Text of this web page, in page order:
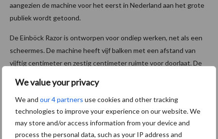
We value your privacy
We and our 4 partners use cookies and other tracking
technologies to improve your experience on our website. We
may store and/or access information from your device and
process the personal data, such as your IP address and
aangezien de machine voor het eerst in Nederland aan het grote
publiek wordt getoond.
De Einböck Razor is ontworpen voor ondiep werken, net als een
scheermes. De machine heeft vijf balken met een afstand van
vijftig centimeter en zestig centimeter ruimte voor doorlaat. De
veren en heeft daardoor een theoretische snijbreedte van
vijftien centimeter.
Naast de vijfde rij tanden bevindt zich zowel links als rechts een
toestrijker. Voor de eerste rij messen zijn twee dieptewielen